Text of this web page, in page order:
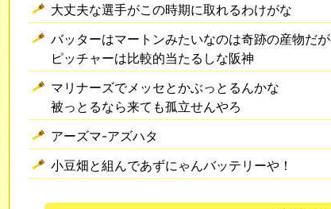
大丈夫な選手がこの時期に取れるわけがな
バッターはマートンみたいなのは奇跡の産物だが
ピッチャーは比較的当たるしな阪神
マリナーズでメッセとかぶっとるんかな
被っとるなら来ても孤立せんやろ
アーズマ-アズハタ
小豆畑と組んであずにゃんバッテリーや！